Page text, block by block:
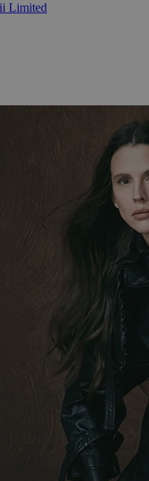
Limited